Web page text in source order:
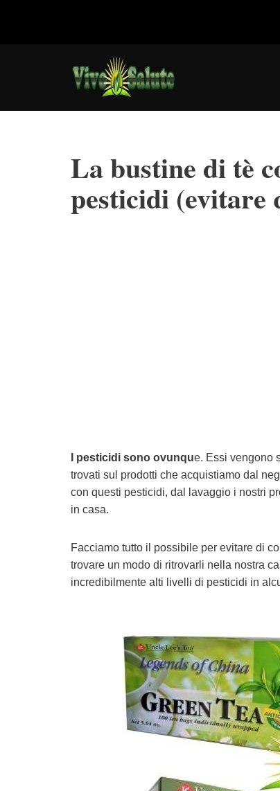
La bustine di tè
pesticidi (evitare
I pesticidi sono ovunque. Essi vengono
trovati sul prodotti che acquistiamo dal
con questi pesticidi, dal lavaggio i nostri
in casa.
Facciamo tutto il possibile per evitare di
trovare un modo di ritrovarli nella nostra
incredibilmente alti livelli di pesticidi in